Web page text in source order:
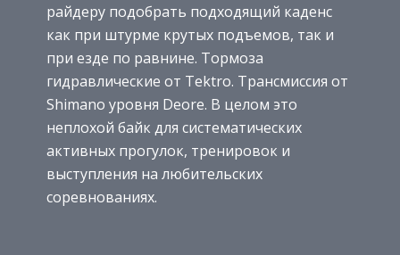
райдеру подобрать подходящий каденс
как при штурме крутых подъемов, так и
при езде по равнине. Тормоза
гидравлические от Tektro. Трансмиссия от
Shimano уровня Deore. В целом это
неплохой байк для систематических
активных прогулок, тренировок и
выступления на любительских
соревнованиях.